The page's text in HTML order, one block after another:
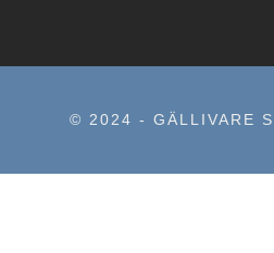
© 2024 - GÄLLIVARE